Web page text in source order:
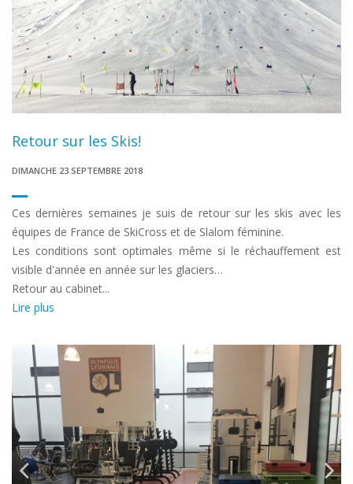
Retour sur les Skis!
DIMANCHE 23 SEPTEMBRE 2018
Ces dernières semaines je suis de retour sur les skis avec les
équipes de France de SkiCross et de Slalom féminine.
Les conditions sont optimales même si le réchauffement est
visible d'année en année sur les glaciers…
Retour au cabinet...
Lire plus